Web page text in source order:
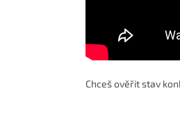
Chceš ověřit stav